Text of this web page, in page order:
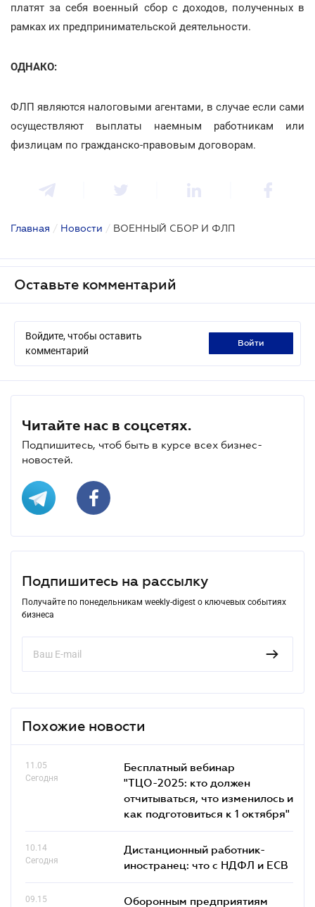
платят за себя военный сбор с доходов, полученных в
рамках их предпринимательской деятельности.
ОДНАКО:
ФЛП являются налоговыми агентами, в случае если сами
осуществляют выплаты наемным работникам или
физлицам по гражданско-правовым договорам.
Главная / Новости / ВОЕННЫЙ СБОР И ФЛП
Оставьте комментарий
Войдите, чтобы оставить
комментарий
войти
Читайте нас в соцсетях.
Подпишитесь, чтоб быть в курсе всех бизнес-
новостей.
Подпишитесь на рассылку
Получайте по понедельникам weekly-digest о ключевых событиях
бизнеса
Похожие новости
11.05
Сегодня
Бесплатный вебинар
"ТЦО-2025: кто должен
отчитываться, что изменилось и
как подготовиться к 1 октября"
10.14
Сегодня
Дистанционный работник-
иностранец: что с НДФЛ и ЕСВ
09.15
Оборонным предприятиям